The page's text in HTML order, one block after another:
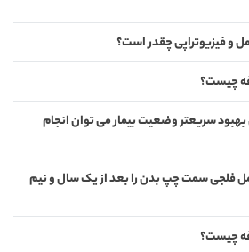
و فیزیوتراپی چقدر است؟
چیست؟
سریعتر وضعیت بیمار می توان انجام
فلجی سمت چپ بدن را بعد از یک سال و نیم
چیست؟